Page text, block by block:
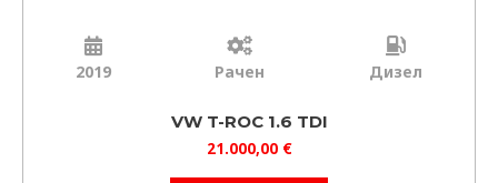
2019 Рачен Дизел
VW T-ROC 1.6 TDI
21.000,00 €